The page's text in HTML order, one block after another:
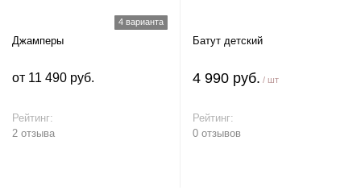
4 варианта
Джамперы
от 11 490 руб.
Рейтинг:
2 отзыва
Батут детский
4 990 руб. / шт
Рейтинг:
0 отзывов